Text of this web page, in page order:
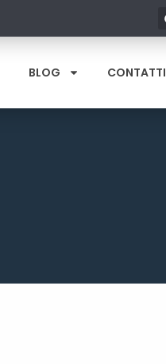
BLOG CONTATTI